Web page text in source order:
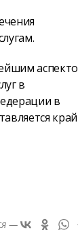
в
в
—